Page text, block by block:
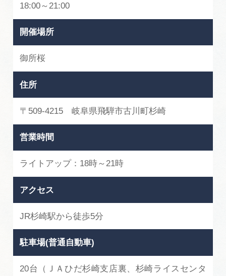
18:00～21:00
開催場所
御所桜
住所
〒509-4215 岐阜県飛騨市古川町杉崎
営業時間
ライトアップ：18時～21時
アクセス
JR杉崎駅から徒歩5分
駐車場(普通自動車)
20台（ＪＡひだ杉崎支店裏、杉崎ライスセンタ